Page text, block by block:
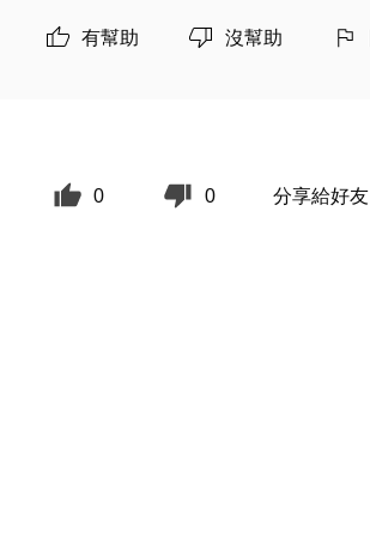
有幫助 沒幫助
0 0 分享給好友